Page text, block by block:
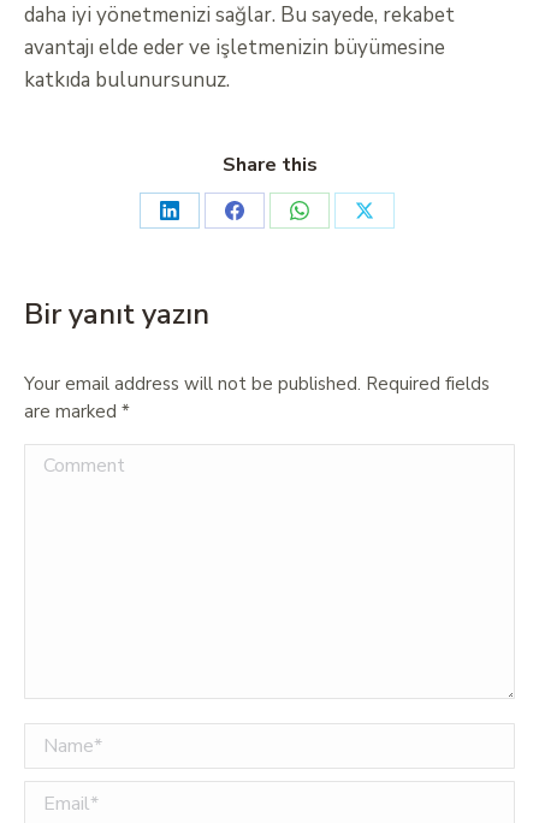
daha iyi yönetmenizi sağlar. Bu sayede, rekabet
avantajı elde eder ve işletmenizin büyümesine
katkıda bulunursunuz.
Share this
Bir yanıt yazın
Your email address will not be published. Required fields
are marked *
Comment
Name *
Email *